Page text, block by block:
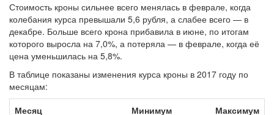
Стоимость кроны сильнее всего менялась в феврале, когда
колебания курса превышали 5,6 рубля, а слабее всего — в
декабре. Больше всего крона прибавила в июне, по итогам
которого выросла на 7,0%, а потеряла — в феврале, когда её
цена уменьшилась на 5,8%.
В таблице показаны изменения курса кроны в 2017 году по
месяцам:
Месяц
Минимум Максимум